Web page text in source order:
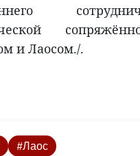
и Лаосом./.
#Лаос